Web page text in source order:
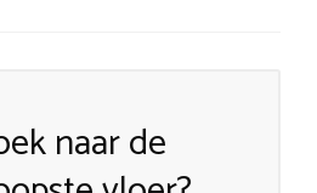
naar de